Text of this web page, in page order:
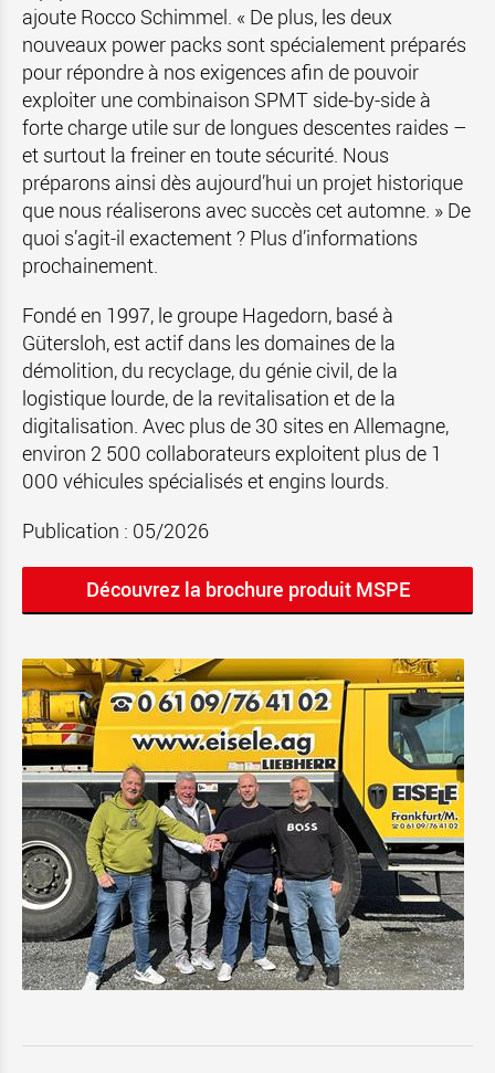
ajoute Rocco Schimmel. « De plus, les deux
nouveaux power packs sont spécialement préparés
pour répondre à nos exigences afin de pouvoir
exploiter une combinaison SPMT side-by-side à
forte charge utile sur de longues descentes raides –
et surtout la freiner en toute sécurité. Nous
préparons ainsi dès aujourd’hui un projet historique
que nous réaliserons avec succès cet automne. » De
quoi s’agit-il exactement ? Plus d’informations
prochainement.
Fondé en 1997, le groupe Hagedorn, basé à
Gütersloh, est actif dans les domaines de la
démolition, du recyclage, du génie civil, de la
logistique lourde, de la revitalisation et de la
digitalisation. Avec plus de 30 sites en Allemagne,
environ 2 500 collaborateurs exploitent plus de 1
000 véhicules spécialisés et engins lourds.
Publication : 05/2026
Découvrez la brochure produit MSPE